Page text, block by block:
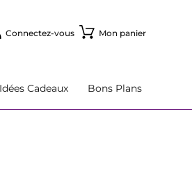
Connectez-vous Mon panier
Idées Cadeaux Bons Plans